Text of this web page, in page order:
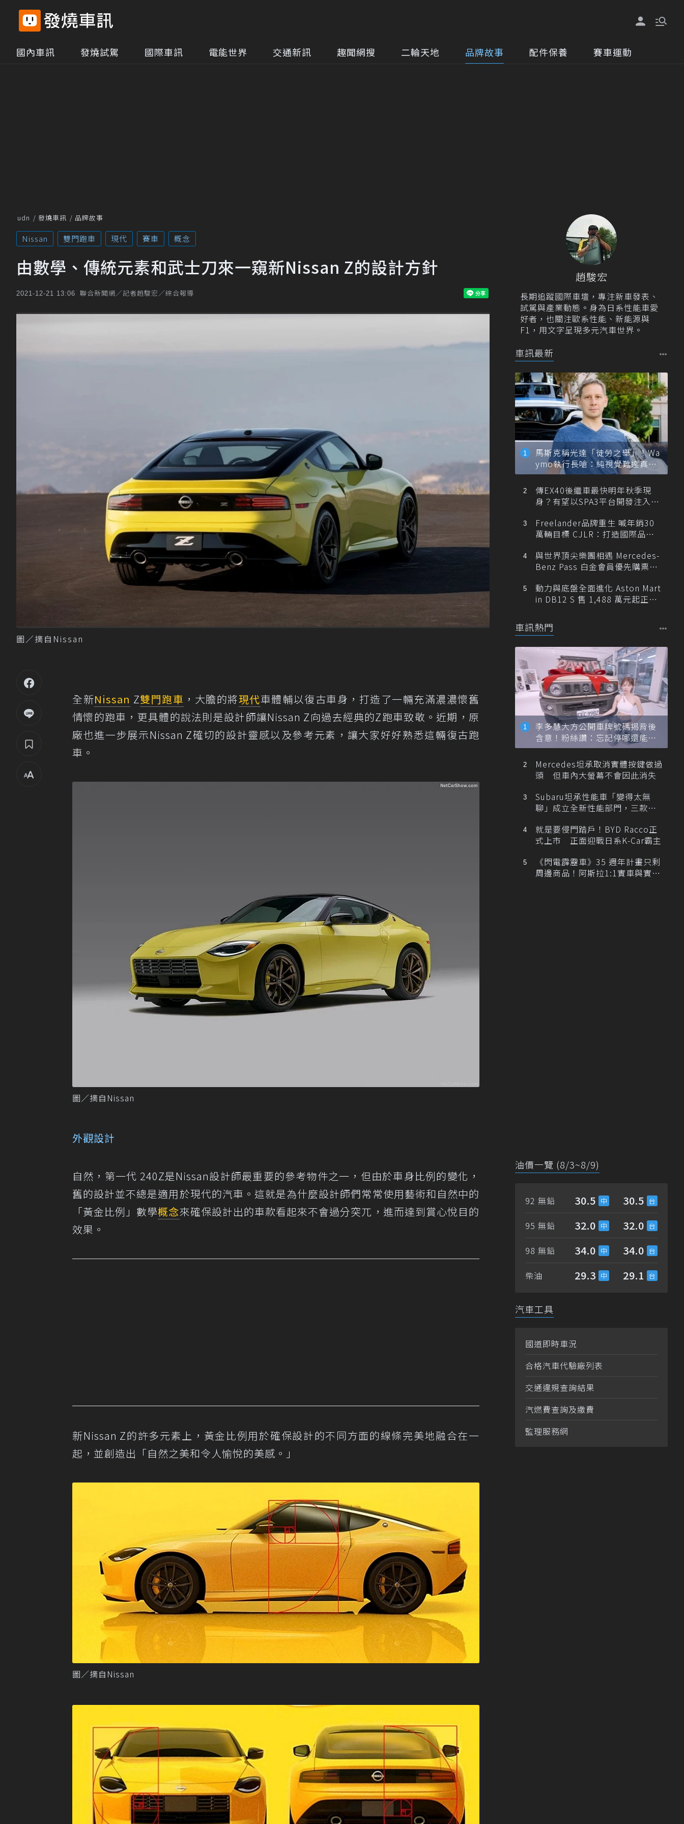
國內車訊 發燒試駕 國際車訊 電能世界 交通新訊 趣聞網搜 二輪天地 品牌故事 配件保養 賽車運動
udn 發燒車訊 品牌故事
Nissan 雙門跑車 現代 賽車 概念
由數學、傳統元素和武士刀來一窺新Nissan Z的設計方針
2021-12-21 13:06 聯合新聞網／記者趙駿宏／綜合報導
圖／摘自Nissan
全新Nissan Z雙門跑車 ，大膽的將現代車體輔以復古車身，打造了一輛充滿濃濃懷舊
情懷的跑車，更具體的說法則是設計師讓Nissan Z向過去經典的Z跑車致敬。近期，原
廠也進一步展示Nissan Z確切的設計靈感以及參考元素，讓大家好好熟悉這輛復古跑
車。
圖／摘自Nissan
外觀設計
自然，第一代 240Z是Nissan設計師最重要的參考物件之一，但由於車身比例的變化，
舊的設計並不總是適用於現代的汽車。這就是為什麼設計師們常常使用藝術和自然中的
「黃金比例」數學概念來確保設計出的車款看起來不會過分突兀，進而達到賞心悅目的
效果。
新Nissan Z的許多元素上，黃金比例用於確保設計的不同方面的線條完美地融合在一
起，並創造出「自然之美和令人愉悅的美感。」
圖／摘自Nissan
趙駿宏
長期追蹤國際車壇，專注新車發表、
試駕與產業動態。身為日系性能車愛
好者，也關注歐系性能、新能源與
F1，用文字呈現多元汽車世界。
車訊最新
馬斯克稱光達「徒勞之舉」！Wa
ymo執行長嗆：純視覺難達真正
自動駕駛
傳EX40後繼車最快明年秋季現
身？有望以SPA3平台開發注入80
Freelander品牌重生 喊年銷30
萬輛目標 CJLR：打造國際品牌
與世界頂尖樂團相遇 Mercedes-
Benz Pass 白金會員優先購票維
動力與底盤全面進化 Aston Mart
in DB12 S 售 1,488 萬元起正式
車訊熱門
李多慧大方公開車牌號碼揭背後
含意！粉絲讚：忘記停哪還能幫
忙找車
Mercedes坦承取消實體按鍵做過
頭 但車內大螢幕不會因此消失
Subaru坦承性能車「變得太無
聊」成立全新性能部門，三款手
就是要侵門踏戶！BYD Racco正
式上市 正面迎戰日系K-Car霸主
《閃電霹靂車》35 週年計畫只剩
周邊商品！阿斯拉1:1實車與實體
油價一覽 (8/3~8/9)
92 無鉛 30.5 30.5
95 無鉛 32.0 32.0
98 無鉛 34.0 34.0
柴油 29.3 29.1
汽車工具
國道即時車況
合格汽車代驗廠列表
交通違規查詢結果
汽燃費查詢及繳費
監理服務網